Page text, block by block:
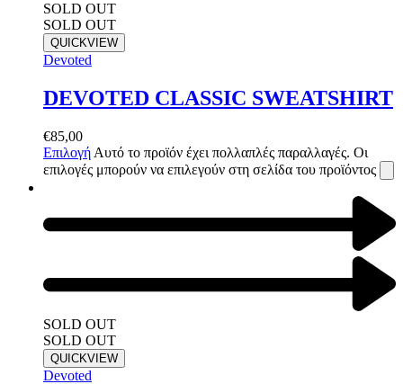
SOLD OUT
SOLD OUT
QUICKVIEW
Devoted
DEVOTED CLASSIC SWEATSHIRT
€85,00
Επιλογή Αυτό το προϊόν έχει πολλαπλές παραλλαγές. Οι
επιλογές μπορούν να επιλεγούν στη σελίδα του προϊόντος
SOLD OUT
SOLD OUT
QUICKVIEW
Devoted